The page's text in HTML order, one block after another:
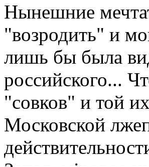
Нынешние
"возродить" и
лишь бы была
российского...
"совков" и той
Московской